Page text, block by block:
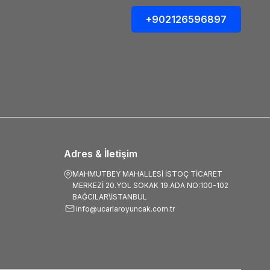
+902126596897
Adres & İletişim
MAHMUTBEY MAHALLESİ İSTOÇ TİCARET
MERKEZİ 20.YOL SOKAK 19.ADA NO:100-102
BAĞCILAR\İSTANBUL
info@ucarlaroyuncak.com.tr